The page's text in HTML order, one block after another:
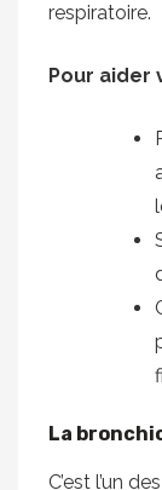
respiratoire.
Pour aider
La
C’est l’un